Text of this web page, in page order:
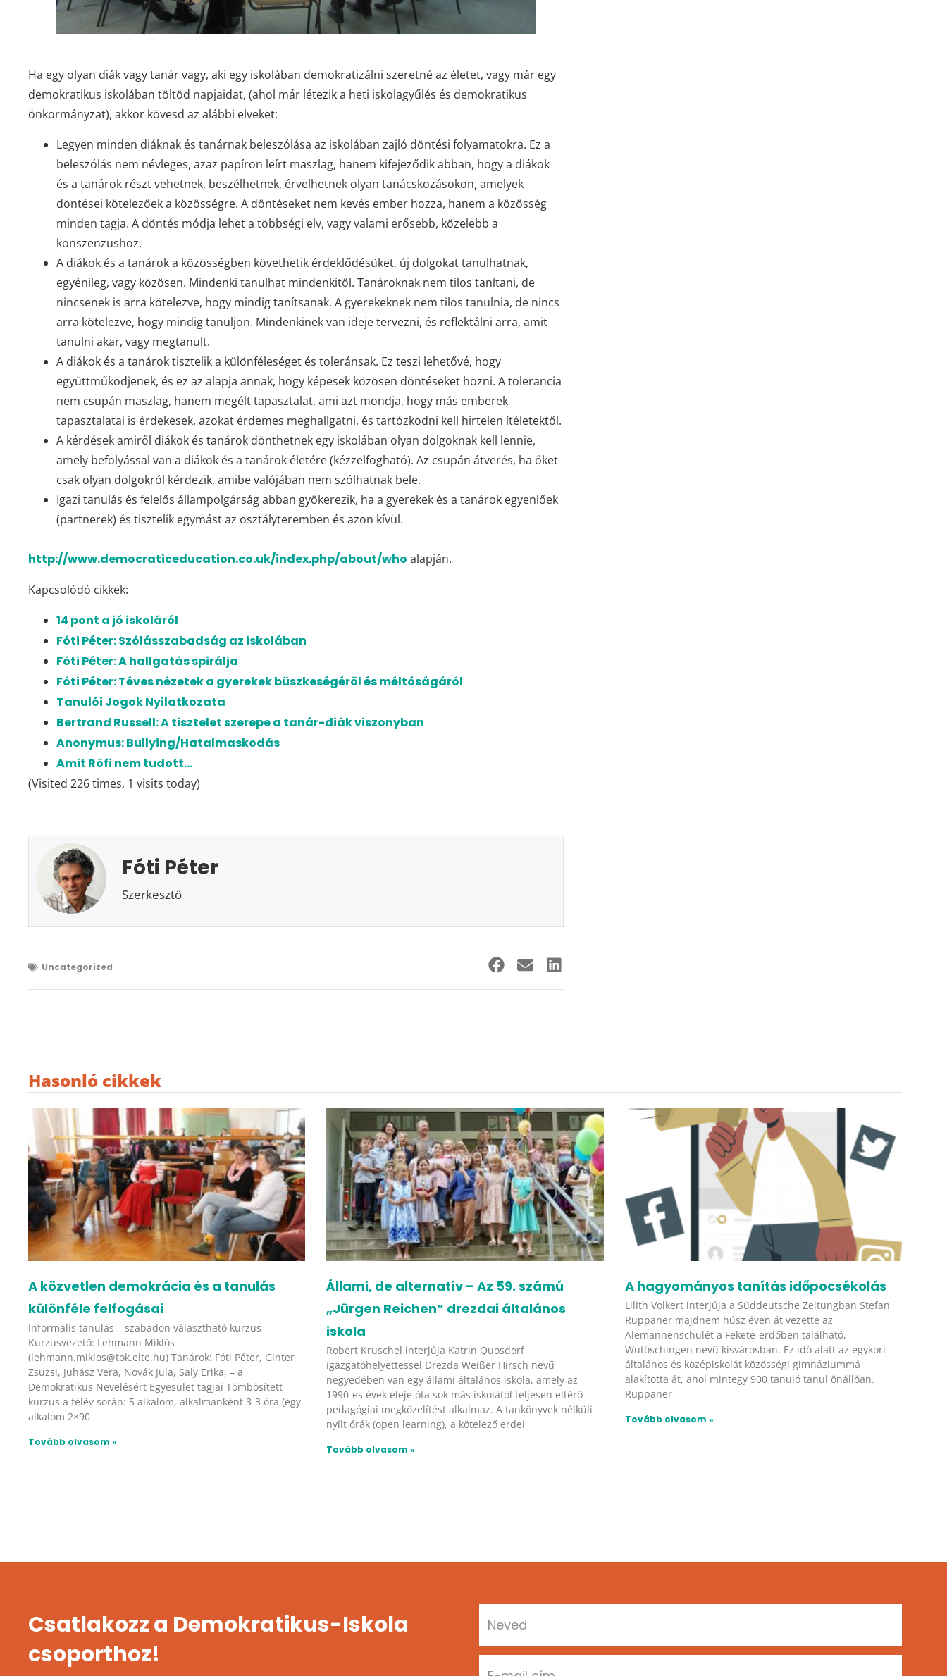
Ha egy olyan diák vagy tanár vagy, aki egy iskolában demokratizálni szeretné az életet, vagy már egy
demokratikus iskolában töltöd napjaidat, (ahol már létezik a heti iskolagyűlés és demokratikus
önkormányzat), akkor kövesd az alábbi elveket:
Legyen minden diáknak és tanárnak beleszólása az iskolában zajló döntési folyamatokra. Ez a
beleszólás nem névleges, azaz papíron leírt maszlag, hanem kifejeződik abban, hogy a diákok
és a tanárok részt vehetnek, beszélhetnek, érvelhetnek olyan tanácskozásokon, amelyek
döntései kötelezőek a közösségre. A döntéseket nem kevés ember hozza, hanem a közösség
minden tagja. A döntés módja lehet a többségi elv, vagy valami erősebb, közelebb a
konszenzushoz.
A diákok és a tanárok a közösségben követhetik érdeklődésüket, új dolgokat tanulhatnak,
egyénileg, vagy közösen. Mindenki tanulhat mindenkitől. Tanároknak nem tilos tanítani, de
nincsenek is arra kötelezve, hogy mindig tanítsanak. A gyerekeknek nem tilos tanulnia, de nincs
arra kötelezve, hogy mindig tanuljon. Mindenkinek van ideje tervezni, és reflektálni arra, amit
tanulni akar, vagy megtanult.
A diákok és a tanárok tisztelik a különféleséget és toleránsak. Ez teszi lehetővé, hogy
együttműködjenek, és ez az alapja annak, hogy képesek közösen döntéseket hozni. A tolerancia
nem csupán maszlag, hanem megélt tapasztalat, ami azt mondja, hogy más emberek
tapasztalatai is érdekesek, azokat érdemes meghallgatni, és tartózkodni kell hirtelen ítéletektől.
A kérdések amiről diákok és tanárok dönthetnek egy iskolában olyan dolgoknak kell lennie,
amely befolyással van a diákok és a tanárok életére (kézzelfogható). Az csupán átverés, ha őket
csak olyan dolgokról kérdezik, amibe valójában nem szólhatnak bele.
Igazi tanulás és felelős állampolgárság abban gyökerezik, ha a gyerekek és a tanárok egyenlőek
(partnerek) és tisztelik egymást az osztályteremben és azon kívül.
http://www.democraticeducation.co.uk/index.php/about/who alapján.
Kapcsolódó cikkek:
14 pont a jó iskoláról
Fóti Péter: Szólásszabadság az iskolában
Fóti Péter: A hallgatás spirálja
Fóti Péter: Téves nézetek a gyerekek büszkeségéröl és méltóságáról
Tanulói Jogok Nyilatkozata
Bertrand Russell: A tisztelet szerepe a tanár-diák viszonyban
Anonymus: Bullying/Hatalmaskodás
Amit Röfi nem tudott…
(Visited 226 times, 1 visits today)
Fóti Péter
Szerkesztő
Uncategorized
Hasonló cikkek
A közvetlen demokrácia és a tanulás
különféle felfogásai
Informális tanulás – szabadon választható kurzus
Kurzusvezető: Lehmann Miklós
(lehmann.miklos@tok.elte.hu) Tanárok: Fóti Péter, Ginter
Zsuzsi, Juhász Vera, Novák Jula, Saly Erika, – a
Demokratikus Nevelésért Egyesület tagjai Tömbösített
kurzus a félév során: 5 alkalom, alkalmanként 3-3 óra (egy
alkalom 2×90
Tovább olvasom »
Állami, de alternatív – Az 59. számú
„Jürgen Reichen” drezdai általános
iskola
Robert Kruschel interjúja Katrin Quosdorf
igazgatóhelyettessel Drezda Weißer Hirsch nevű
negyedében van egy állami általános iskola, amely az
1990-es évek eleje óta sok más iskolától teljesen eltérő
pedagógiai megközelítést alkalmaz. A tankönyvek nélküli
nyílt órák (open learning), a kötelező erdei
Tovább olvasom »
A hagyományos tanítás időpocsékolás
Lilith Volkert interjúja a Süddeutsche Zeitungban Stefan
Ruppaner majdnem húsz éven át vezette az
Alemannenschulét a Fekete-erdőben található,
Wutöschingen nevű kisvárosban. Ez idő alatt az egykori
általános és középiskolát közösségi gimnáziummá
alakította át, ahol mintegy 900 tanuló tanul önállóan.
Ruppaner
Tovább olvasom »
Csatlakozz a Demokratikus-Iskola
csoporthoz!